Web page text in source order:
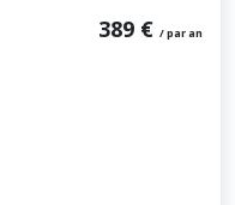
389 € / par an